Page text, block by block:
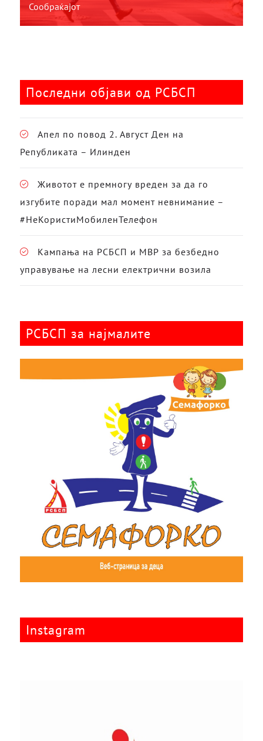
Сообраќајот
Последни објави од РСБСП
Апел по повод 2. Август Ден на
Републиката – Илинден
Животот е премногу вреден за да го
изгубите поради мал момент невнимание –
#НеКористиМобиленТелефон
Кампања на РСБСП и МВР за безбедно
управување на лесни електрични возила
РСБСП за најмалите
Instagram